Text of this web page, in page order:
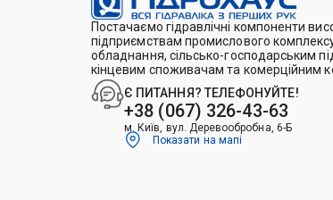
Постачаємо гідравлічні компоненти
підприємствам промислового
обладнання, сільсько-господарським
кінцевим споживачам та комерційним
Є ПИТАННЯ? ТЕЛЕФОНУЙТЕ!
+38 (067) 326-43-63
м. Київ, вул. Деревообробна, 6-Б
Показати на мапі